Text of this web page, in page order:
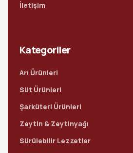
İletişim
Kategoriler
Arı Ürünleri
Süt Ürünleri
Şarküteri Ürünleri
Zeytin & Zeytinyağı
Sürülebilir Lezzetler